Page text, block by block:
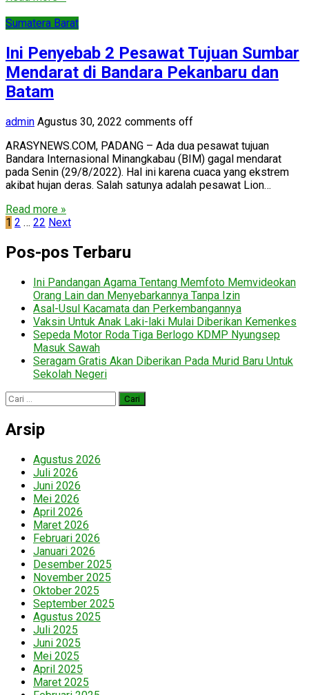
Sumatera Barat
Ini Penyebab 2 Pesawat Tujuan Sumbar
Mendarat di Bandara Pekanbaru dan
Batam
admin Agustus 30, 2022 comments off
ARASYNEWS.COM, PADANG – Ada dua pesawat tujuan
Bandara Internasional Minangkabau (BIM) gagal mendarat
pada Senin (29/8/2022). Hal ini karena cuaca yang ekstrem
akibat hujan deras. Salah satunya adalah pesawat Lion…
Read more »
Paginasi
pos
1 2 … 22 Next
Pos-pos Terbaru
Ini Pandangan Agama Tentang Memfoto Memvideokan
Orang Lain dan Menyebarkannya Tanpa Izin
Asal-Usul Kacamata dan Perkembangannya
Vaksin Untuk Anak Laki-laki Mulai Diberikan Kemenkes
Sepeda Motor Roda Tiga Berlogo KDMP Nyungsep
Masuk Sawah
Seragam Gratis Akan Diberikan Pada Murid Baru Untuk
Sekolah Negeri
Cari
untuk:
Arsip
Agustus 2026
Juli 2026
Juni 2026
Mei 2026
April 2026
Maret 2026
Februari 2026
Januari 2026
Desember 2025
November 2025
Oktober 2025
September 2025
Agustus 2025
Juli 2025
Juni 2025
Mei 2025
April 2025
Maret 2025